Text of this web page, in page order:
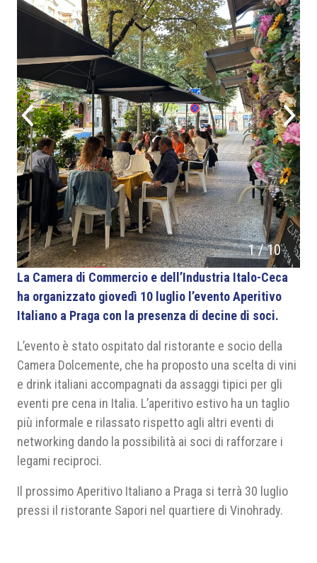
1/10
La Camera di Commercio e dell’Industria Italo-Ceca
ha organizzato giovedì 10 luglio l’evento Aperitivo
Italiano a Praga con la presenza di decine di soci.
L’evento è stato ospitato dal ristorante e socio della
Camera Dolcemente, che ha proposto una scelta di vini
e drink italiani accompagnati da assaggi tipici per gli
eventi pre cena in Italia. L’aperitivo estivo ha un taglio
più informale e rilassato rispetto agli altri eventi di
networking dando la possibilità ai soci di rafforzare i
legami reciproci.
Il prossimo Aperitivo Italiano a Praga si terrà 30 luglio
pressi il ristorante Sapori nel quartiere di Vinohrady.